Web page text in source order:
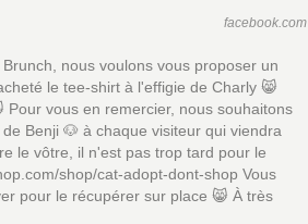
facebook.com
nous voulons vous proposer un
le tee-shirt à l'effigie de Charly 😸
Pour vous en remercier, nous souhaitons
Benji 🐶 à chaque visiteur qui viendra
le vôtre, il n'est pas trop tard pour le
shop/cat-adopt-dont-shop Vous
pour le récupérer sur place 😸 À très